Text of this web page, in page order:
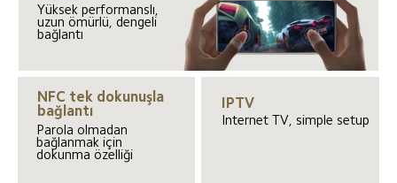
Yüksek performanslı,
uzun ömürlü, dengeli
bağlantı
NFC tek dokunuşla
bağlantı
Parola olmadan
bağlanmak için
dokunma özelliği
IPTV
Internet TV, simple setup